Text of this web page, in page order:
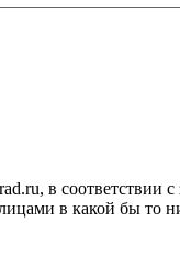
в соответствии
в какой бы то